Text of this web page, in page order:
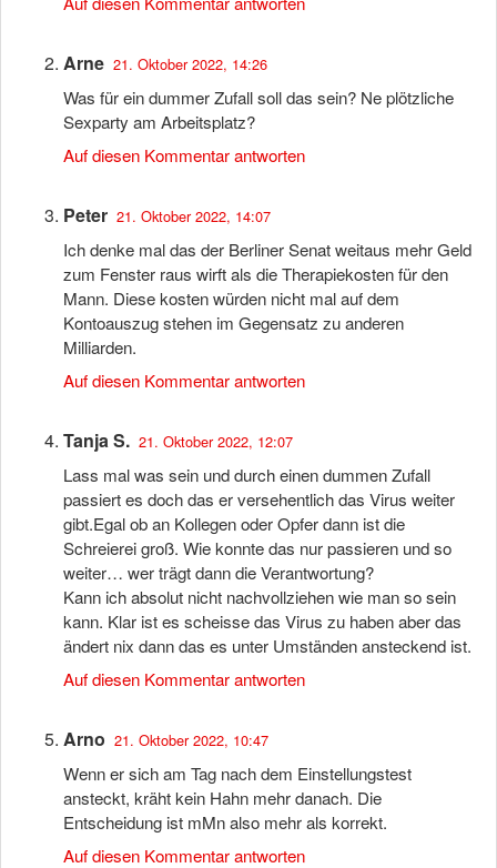
Arne 21. Oktober 2022, 14:26
Was für ein dummer Zufall soll das sein? Ne plötzliche
Sexparty am Arbeitsplatz?
Auf diesen Kommentar antworten
Peter 21. Oktober 2022, 14:07
Ich denke mal das der Berliner Senat weitaus mehr Geld
zum Fenster raus wirft als die Therapiekosten für den
Mann. Diese kosten würden nicht mal auf dem
Kontoauszug stehen im Gegensatz zu anderen
Milliarden.
Auf diesen Kommentar antworten
Tanja S. 21. Oktober 2022, 12:07
Lass mal was sein und durch einen dummen Zufall
passiert es doch das er versehentlich das Virus weiter
gibt.Egal ob an Kollegen oder Opfer dann ist die
Schreierei groß. Wie konnte das nur passieren und so
weiter… wer trägt dann die Verantwortung?
Kann ich absolut nicht nachvollziehen wie man so sein
kann. Klar ist es scheisse das Virus zu haben aber das
ändert nix dann das es unter Umständen ansteckend ist.
Auf diesen Kommentar antworten
Arno 21. Oktober 2022, 10:47
Wenn er sich am Tag nach dem Einstellungstest
ansteckt, kräht kein Hahn mehr danach. Die
Entscheidung ist mMn also mehr als korrekt.
Auf diesen Kommentar antworten